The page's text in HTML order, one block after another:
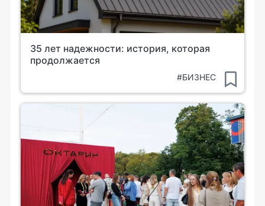
35 лет надежности: история, которая
продолжается
#БИЗНЕС